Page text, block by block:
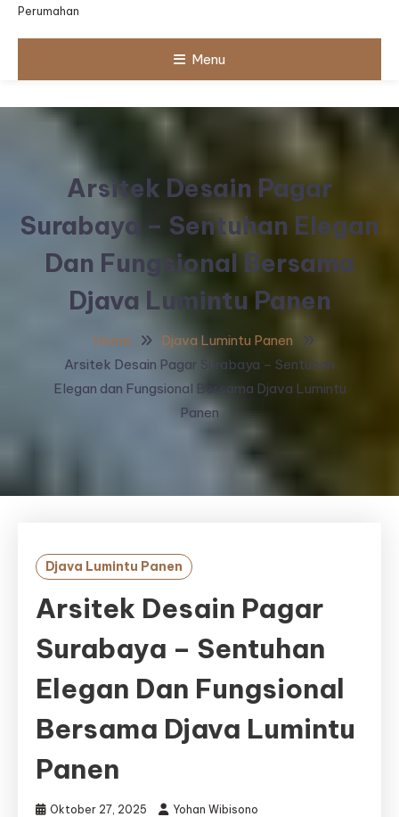
Perumahan
Menu
Arsitek Desain Pagar
Surabaya – Sentuhan Elegan
Dan Fungsional Bersama
Djava Lumintu Panen
Home
Djava Lumintu Panen
Arsitek Desain Pagar Surabaya – Sentuhan
Elegan dan Fungsional Bersama Djava Lumintu
Panen
Djava Lumintu Panen
Arsitek Desain Pagar
Surabaya – Sentuhan
Elegan Dan Fungsional
Bersama Djava Lumintu
Panen
Oktober 27, 2025 Yohan Wibisono